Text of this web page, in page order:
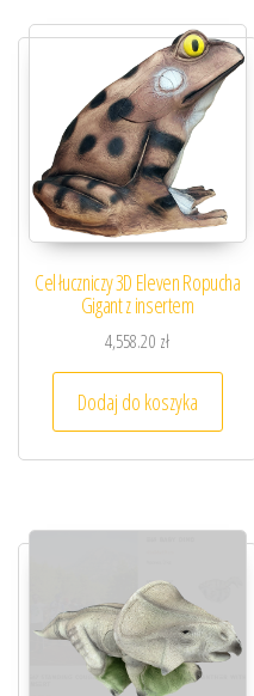
Cel łuczniczy 3D Eleven Ropucha
Gigant z insertem
4,558.20 zł
Dodaj do koszyka